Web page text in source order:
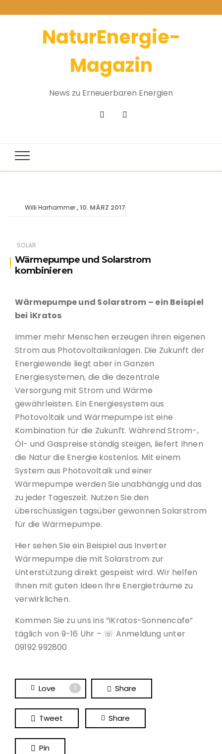
NaturEnergie-
Magazin
News zu Erneuerbaren Energien
SOLAR
Wärmepumpe und Solarstrom
kombinieren
Willi Harhammer 10. MÄRZ 2017
Wärmepumpe und Solarstrom – ein Beispiel
bei iKratos
Immer mehr Menschen erzeugen ihren eigenen
Strom aus Photovoltaikanlagen. Die Zukunft der
Energiewende liegt aber in Ganzen
Energiesystemen, die die dezentrale
Versorgung mit Strom und Wärme
gewährleisten. Ein Energiesystem aus
Photovoltaik und Wärmepumpe ist eine
Kombination für die Zukunft. Während Strom-,
Öl- und Gaspreise ständig steigen, liefert Ihnen
die Natur die Energie kostenlos. Mit einem
System aus Photovoltaik und einer
Wärmepumpe werden Sie unabhängig und das
zu jeder Tageszeit. Nutzen Sie den
überschüssigen tagsüber gewonnen Solarstrom
für die Wärmepumpe.
Hier sehen Sie ein Beispiel aus Inverter
Wärmepumpe die mit Solarstrom zur
Unterstützung direkt gespeist wird. Wir helfen
Ihnen mit guten Ideen Ihre Energieträume zu
verwirklichen.
Kommen Sie zu uns ins “iKratos-Sonnencafe”
täglich von 9-16 Uhr – ☏ Anmeldung unter
09192 992800
Love 0 Share
Tweet Share
Pin